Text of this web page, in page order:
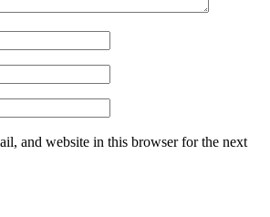
and website in this browser for the next